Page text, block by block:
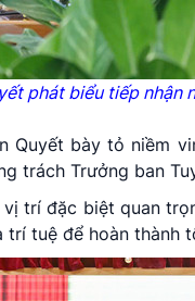
phát biểu tiếp nhận
Quyết bày tỏ niềm
trách Trưởng ban
trí đặc biệt quan
tuệ để hoàn thành